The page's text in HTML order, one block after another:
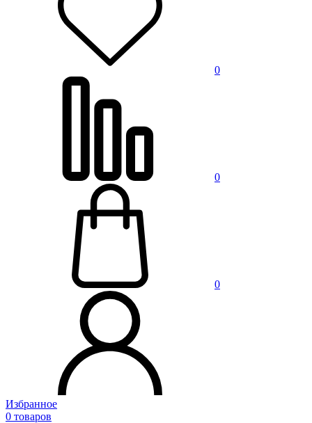
0
0
0
Избранное
0 товаров